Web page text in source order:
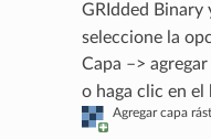
GRIdded Binary
seleccione la
Capa –>
o haga clic en
Agregar capa